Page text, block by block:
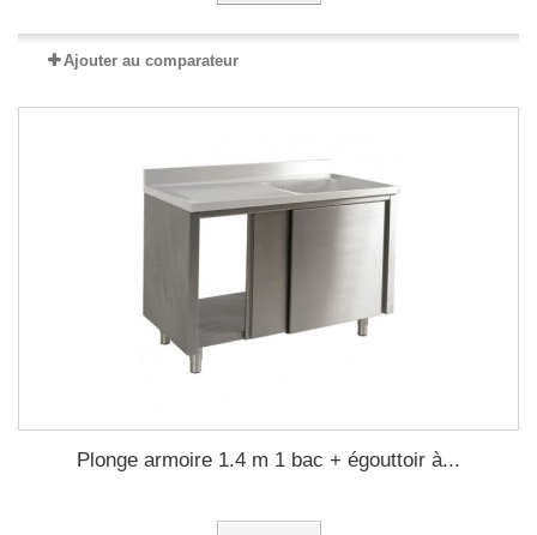
Ajouter au comparateur
Plonge armoire 1.4 m 1 bac + égouttoir à...